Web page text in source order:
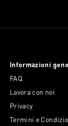
Informazioni
FAQ
Lavora con noi
Privacy
Termini e